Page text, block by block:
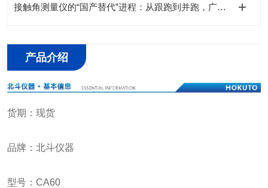
接触角测量仪的“国产替代”进程：从跟跑到并跑，广东北斗交出了什么答卷？
产品介绍
货期：现货
品牌：北斗仪器
型号：CA60